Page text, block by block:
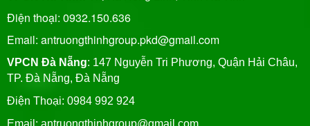
Điện thoại: 0932.150.636
Email: antruongthinhgroup.pkd@gmail.com
VPCN Đà Nẵng: 147 Nguyễn Tri Phương, Quận Hải Châu,
TP. Đà Nẵng, Đà Nẵng
Điện Thoại: 0984 992 924